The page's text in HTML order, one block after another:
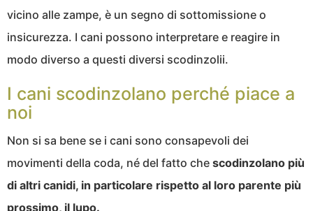
vicino alle zampe, è un segno di sottomissione o
insicurezza. I cani possono interpretare e reagire in
modo diverso a questi diversi scodinzolii.
I cani scodinzolano perché piace a
noi
Non si sa bene se i cani sono consapevoli dei
movimenti della coda, né del fatto che scodinzolano più
di altri canidi, in particolare rispetto al loro parente più
prossimo, il lupo.